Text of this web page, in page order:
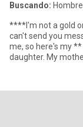
Buscando:
****I'm not a gold
can't send you
me, so here's my ** *I am a single mother with a sweet 22 year old
daughter.